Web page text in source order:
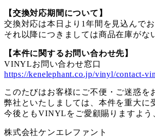
【交換対応期間について】
交換対応は本日より1年間を見込んでお
それ以降につきましては商品在庫がな
【本件に関するお問い合わせ先】
VINYLお問い合わせ窓口
https://kenelephant.co.jp/vinyl/contact-
このたびはお客様にご不便・ご迷惑を
弊社といたしましては、本件を重大に
今後ともVINYLをご愛顧賜りますよう
株式会社ケンエレファント